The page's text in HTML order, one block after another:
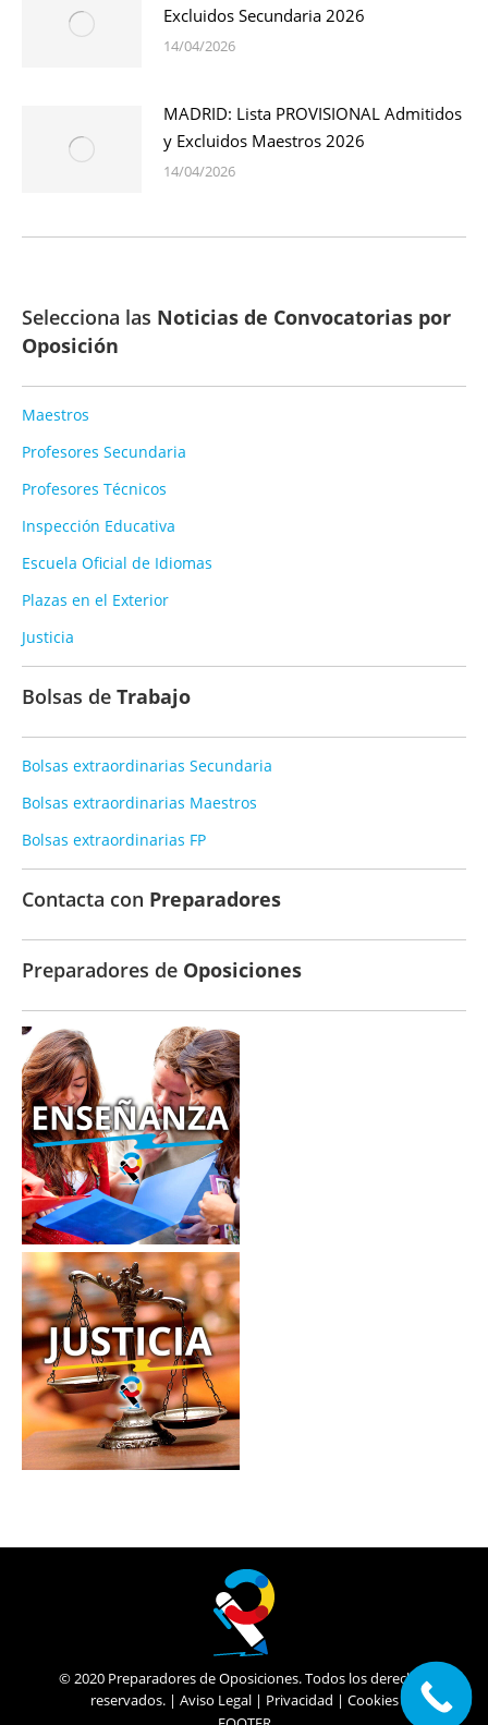
Excluidos Secundaria 2026
14/04/2026
MADRID: Lista PROVISIONAL Admitidos
y Excluidos Maestros 2026
14/04/2026
Selecciona las Noticias de Convocatorias por
Oposición
Maestros
Profesores Secundaria
Profesores Técnicos
Inspección Educativa
Escuela Oficial de Idiomas
Plazas en el Exterior
Justicia
Bolsas de Trabajo
Bolsas extraordinarias Secundaria
Bolsas extraordinarias Maestros
Bolsas extraordinarias FP
Contacta con Preparadores
Preparadores de Oposiciones
© 2020 Preparadores de Oposiciones. Todos los derechos
reservados. | Aviso Legal| Privacidad | Cookies